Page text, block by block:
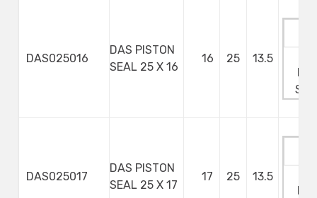
DAS025016
DAS PISTON
SEAL 25 X 16
16 25 13.5
DAS025017
DAS PISTON
SEAL 25 X 17
17 25 13.5